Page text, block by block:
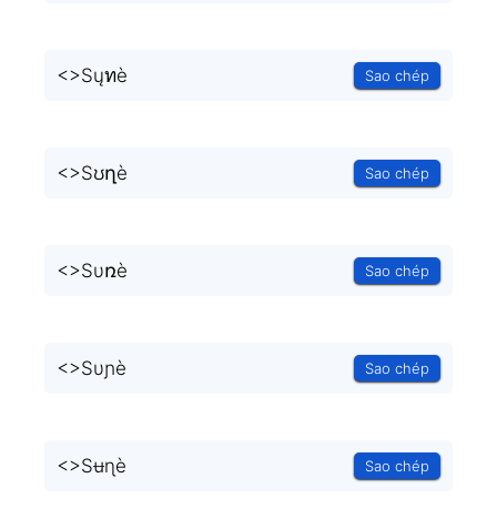
<>Sųทè Sao chép
<>Sʊղè Sao chép
<>Sυռè Sao chép
<>Sυɲè Sao chép
<>Sʉɳè Sao chép